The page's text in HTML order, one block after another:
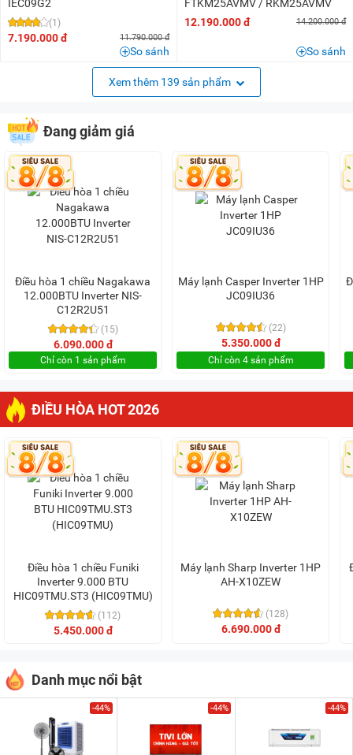
IEC09G2
(1)
7.190.000 đ 11.790.000 đ
So sánh
FTKM25AVMV / RKM25AVMV
12.190.000 đ
14.200.000 đ
So sánh
Xem thêm 139 sản phẩm
Đang giảm giá
Điều hòa 1 chiều Nagakawa
12.000BTU Inverter NIS-
C12R2U51
(15)
6.090.000 đ
Chỉ còn 1 sản phẩm
Máy lạnh Casper Inverter 1HP
JC09IU36
(22)
5.350.000 đ
Chỉ còn 4 sản phẩm
ĐIỀU HÒA HOT 2026
Điều hòa 1 chiều Funiki
Inverter 9.000 BTU
HIC09TMU.ST3 (HIC09TMU)
(112)
5.450.000 đ
Máy lạnh Sharp Inverter 1HP
AH-X10ZEW
(128)
6.690.000 đ
Danh mục nổi bật
-44% -44% -44%